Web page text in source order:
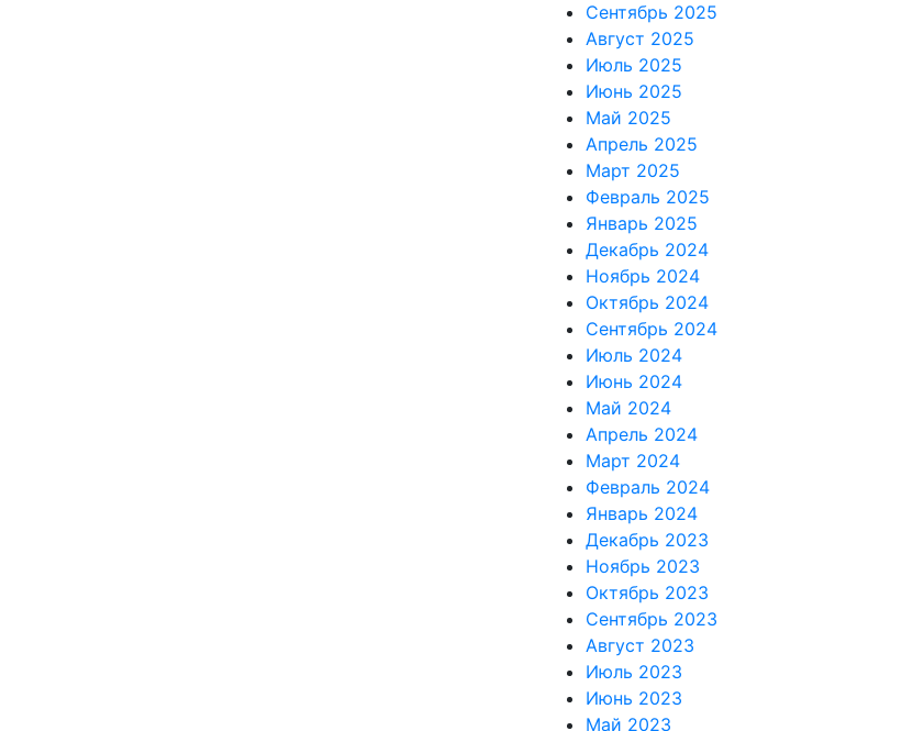
Сентябрь 2025
Август 2025
Июль 2025
Июнь 2025
Май 2025
Апрель 2025
Март 2025
Февраль 2025
Январь 2025
Декабрь 2024
Ноябрь 2024
Октябрь 2024
Сентябрь 2024
Июль 2024
Июнь 2024
Май 2024
Апрель 2024
Март 2024
Февраль 2024
Январь 2024
Декабрь 2023
Ноябрь 2023
Октябрь 2023
Сентябрь 2023
Август 2023
Июль 2023
Июнь 2023
Май 2023